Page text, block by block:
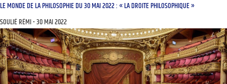
LE MONDE DE LA PHILOSOPHIE DU 30 MAI 2022 : « LA DROITE PHILOSOPHIQUE »
SOULIÉ RÉMI 30 MAI 2022